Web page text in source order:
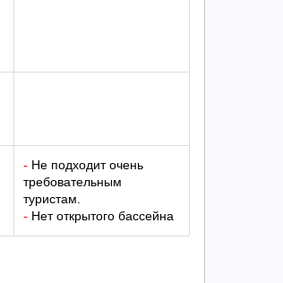
- Не подходит очень
требовательным
туристам.
- Нет открытого бассейна